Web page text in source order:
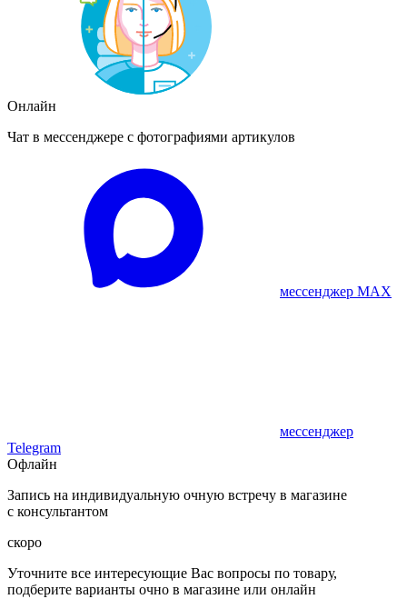
Онлайн
Чат в мессенджере с фотографиями артикулов
мессенджер MAX
мессенджер
Telegram
Офлайн
Запись на индивидуальную очную встречу в магазине
с консультантом
скоро
Уточните все интересующие Вас вопросы по товару,
подберите варианты очно в магазине или онлайн